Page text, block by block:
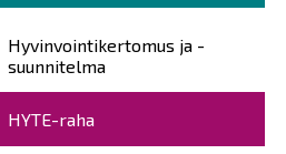
Päävalikko
Hyvinvointikertomus ja -
suunnitelma
HYTE-raha